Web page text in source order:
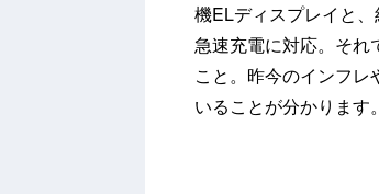
機ELディスプレイと
急速充電に対応。それ
こと。昨今のインフ
いることが分かります。